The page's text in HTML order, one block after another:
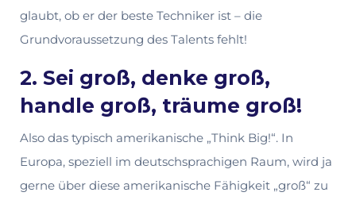
glaubt, ob er der beste Techniker ist – die
Grundvoraussetzung des Talents fehlt!
2. Sei groß, denke groß,
handle groß, träume groß!
Also das typisch amerikanische „Think Big!“. In
Europa, speziell im deutschsprachigen Raum, wird ja
gerne über diese amerikanische Fähigkeit „groß“ zu